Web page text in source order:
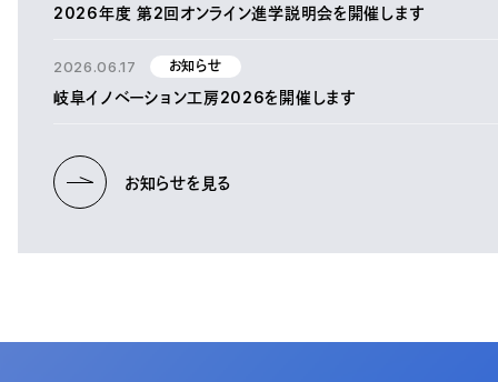
2026年度 第2回オンライン進学説明会を開催します
2026.06.17 お知らせ
岐阜イノベーション工房2026を開催します
お知らせを見る